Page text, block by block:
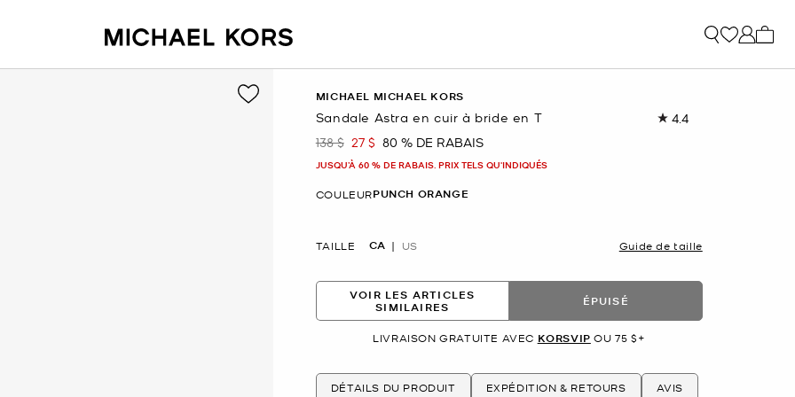
MICHAEL MICHAEL KORS
Sandale Astra en cuir à bride en T 4.4Lire
page.
était
138 $ maintenant
27 $ 80 % DE RABAIS
JUSQU’À 60 % DE RABAIS. PRIX TELS QU'INDIQUÉS
COULEURPUNCH ORANGE
TAILLE CA US Guide de taille
VOIR LES ARTICLES
SIMILAIRES
ÉPUISÉ
LIVRAISON GRATUITE AVEC KORSVIP OU 75 $+
DÉTAILS DU PRODUIT EXPÉDITION & RETOURS AVIS